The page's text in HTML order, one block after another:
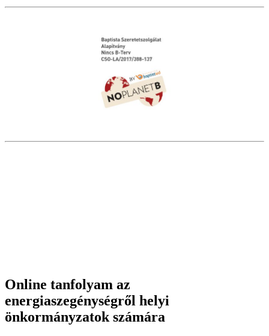
Online tanfolyam az
energiaszegénységről helyi
önkormányzatok számára